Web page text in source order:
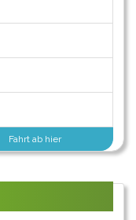
Fahrt ab hier